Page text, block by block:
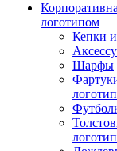
логотипом
Кепки
Шарфы